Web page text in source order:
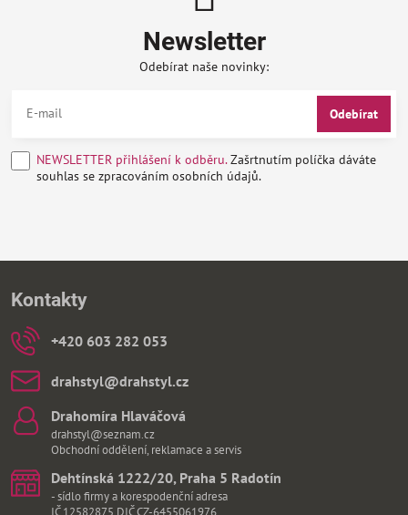
Newsletter
Odebírat naše novinky:
Odebírat
NEWSLETTER přihlášení k odběru.Zašrtnutím políčka dáváte
souhlas se zpracováním osobních údajů.
Kontakty
+420 603 282 053
drahstyl​@drahstyl​.cz
Drahomíra Hlaváčová
drahstyl@seznam.cz
Obchodní oddělení, reklamace a servis
Dehtínská 1222/20, Praha 5 Radotín
- sídlo firmy a korespodenční adresa
IČ 12582875 DIČ CZ-6455061976